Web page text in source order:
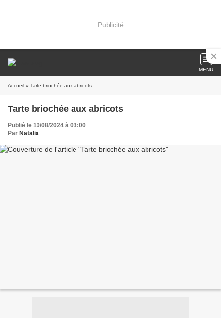
Publicité
MENU
Accueil » Tarte briochée aux abricots
Tarte briochée aux abricots
Publié le 10/08/2024 à 03:00
Par Natalia